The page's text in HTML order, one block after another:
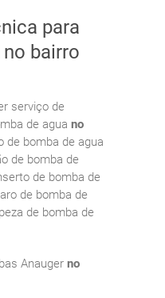
para
no bairro
serviço de
de agua no
de bomba de agua
de bomba de
de bomba de
de bomba de
de bomba de
Anauger no